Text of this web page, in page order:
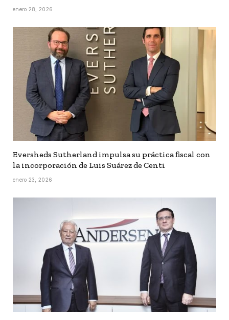
enero 28, 2026
Eversheds Sutherland impulsa su práctica fiscal con
la incorporación de Luis Suárez de Centi
enero 23, 2026